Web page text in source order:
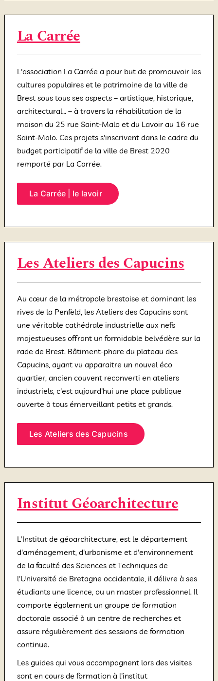
La Carrée
L'association La Carrée a pour but de promouvoir les
cultures populaires et le patrimoine de la ville de
Brest sous tous ses aspects – artistique, historique,
architectural… – à travers la réhabilitation de la
maison du 25 rue Saint-Malo et du Lavoir au 16 rue
Saint-Malo. Ces projets s'inscrivent dans le cadre du
budget participatif de la ville de Brest 2020
remporté par La Carrée.
La Carrée | le lavoir
Les Ateliers des Capucins
Au cœur de la métropole brestoise et dominant les
rives de la Penfeld, les Ateliers des Capucins sont
une véritable cathédrale industrielle aux nefs
majestueuses offrant un formidable belvédère sur la
rade de Brest. Bâtiment-phare du plateau des
Capucins, ayant vu apparaitre un nouvel éco
quartier, ancien couvent reconverti en ateliers
industriels, c'est aujourd'hui une place publique
ouverte à tous émerveillant petits et grands.
Les Ateliers des Capucins
Institut Géoarchitecture
L'Institut de géoarchitecture, est le département
d'aménagement, d'urbanisme et d'environnement
de la faculté des Sciences et Techniques de
l'Université de Bretagne occidentale, il délivre à ses
étudiants une licence, ou un master professionnel. Il
comporte également un groupe de formation
doctorale associé à un centre de recherches et
assure régulièrement des sessions de formation
continue.
Les guides qui vous accompagnent lors des visites
sont en cours de formation à l'institut